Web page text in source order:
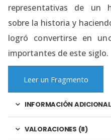
representativas de un
sobre la historia y
logró convertirse en
importantes de este siglo.
Leer un Fragmento
INFORMACIÓN ADICIONAL
VALORACIONES (8)